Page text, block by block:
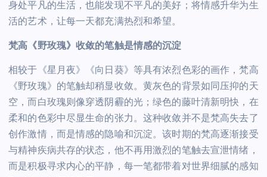
身处平凡的生活，也能发现不平凡的美好；将情感升华为生
活的艺术，让每一天都充满热烈和希望。
梵高《野玫瑰》收敛的笔触是情感的沉淀
相较于《星月夜》《向日葵》等具有浓烈色彩的画作，梵高
《野玫瑰》的笔触却稍显收敛。黄灰色的背景如同压抑的天
空，而白玫瑰则像穿透阴霾的光；绿色的藤叶清新明快，在
柔和的色彩中尽显生命的张力。这种收敛并不是梵高失去了
创作激情，而是情感的隐喻和沉淀。该时期的梵高逐渐接受
与精神疾病共存的状态，他不再用激烈的笔触去宣泄情绪，
而是积极寻求内心的平静，每一笔都带着对世界细腻的感知